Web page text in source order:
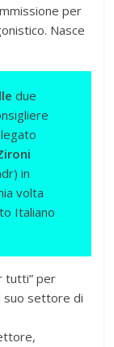
per
Nasce
due
in
volta
Italiano
tutti” per
suo settore di